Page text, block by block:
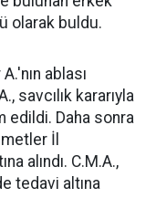
olarak buldu.
ablası
savcılık kararıyla
edildi. Daha sonra
İl
alındı. C.M.A.,
tedavi altına